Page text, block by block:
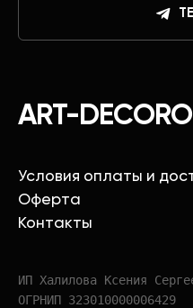
ART-DECORO
Условия оплаты и
Оферта
Контакты
ИП Халилова Ксения
ОГРНИП 323010000006429